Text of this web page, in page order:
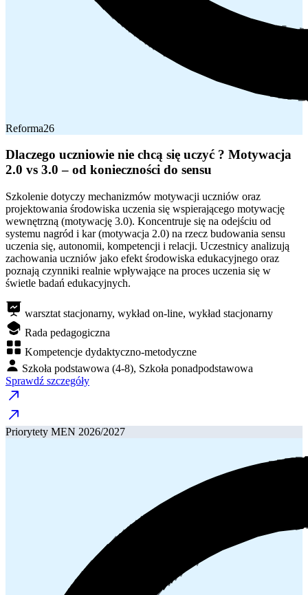
Reforma26
Dlaczego uczniowie nie chcą się uczyć ? Motywacja
2.0 vs 3.0 – od konieczności do sensu
Szkolenie dotyczy mechanizmów motywacji uczniów oraz
projektowania środowiska uczenia się wspierającego motywację
wewnętrzną (motywację 3.0). Koncentruje się na odejściu od
systemu nagród i kar (motywacja 2.0) na rzecz budowania sensu
uczenia się, autonomii, kompetencji i relacji. Uczestnicy analizują
zachowania uczniów jako efekt środowiska edukacyjnego oraz
poznają czynniki realnie wpływające na proces uczenia się w
świetle badań edukacyjnych.
warsztat stacjonarny, wykład on-line, wykład stacjonarny
Rada pedagogiczna
Kompetencje dydaktyczno-metodyczne
Szkoła podstawowa (4-8), Szkoła ponadpodstawowa
Sprawdź szczegóły
Priorytety MEN 2026/2027